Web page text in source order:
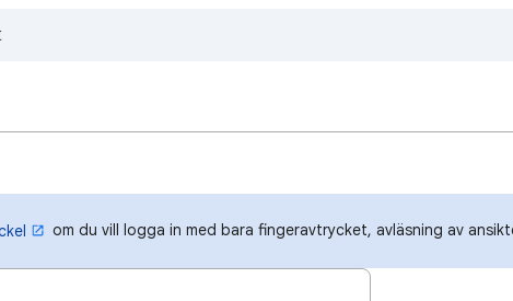
om du vill logga in med bara fingeravtrycket, avläsning av